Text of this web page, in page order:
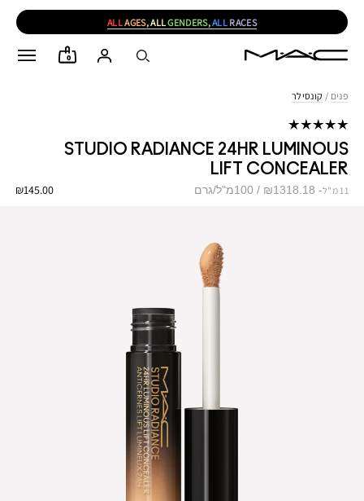
ALLAGES,ALLGENDERS,ALL RACES
0
פנים / קונסילר
STUDIO RADIANCE 24HR LUMINOUS
LIFT CONCEALER
₪145.00 11 מ"ל ₪1318.18 / 100מ"ל/גרם